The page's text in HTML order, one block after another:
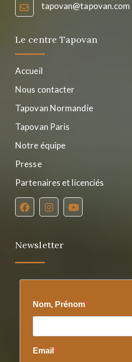
tapovan@tapovan.com
Le centre Tapovan
Accueil
Nous contacter
Tapovan Normandie
Tapovan Paris
Notre équipe
Presse
Partenaires et licenciés
Newsletter